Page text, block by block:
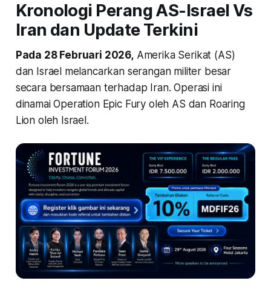
Kronologi Perang AS-Israel Vs
Iran dan Update Terkini
Pada 28 Februari 2026,Amerika Serikat (AS)
dan Israel melancarkan serangan militer besar
secara bersamaan terhadap Iran. Operasi ini
dinamai Operation Epic Fury oleh AS dan Roaring
Lion oleh Israel.